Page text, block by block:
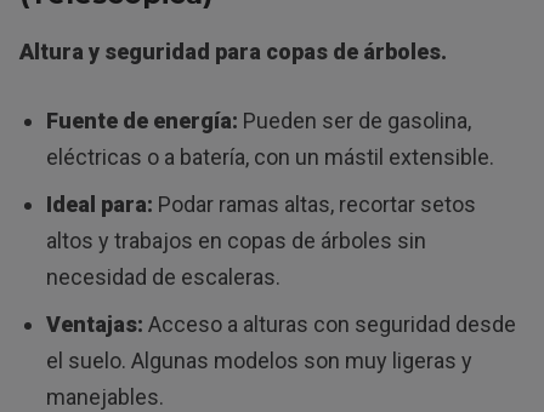
Altura y seguridad para copas de árboles.
Fuente de energía: Pueden ser de gasolina,
eléctricas o a batería, con un mástil extensible.
Ideal para: Podar ramas altas, recortar setos
altos y trabajos en copas de árboles sin
necesidad de escaleras.
Ventajas: Acceso a alturas con seguridad desde
el suelo. Algunas modelos son muy ligeras y
manejables.